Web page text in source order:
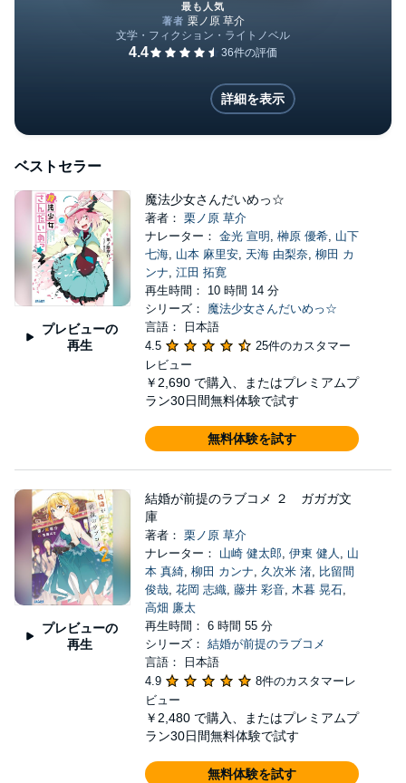
結婚が前提のラブコメ
最も人気
詳細を表示
ベストセラー
プレビューの
再生
魔法少女さんだいめっ☆
著者： 栗ノ原 草介
ナレーター： 金光 宣明 , 榊原 優希, 山下
七海, 山本 麻里安, 天海 由梨奈, 柳田 カ
ンナ, 江田 拓寛
再生時間： 10 時間 14 分
シリーズ： 魔法少女さんだいめっ☆
言語： 日本語
4.5
25件のカスタマー
レビュー
￥2,690 で購入、またはプレミアムプ
ラン30日間無料体験で試す
無料体験を試す
プレビューの
再生
結婚が前提のラブコメ ２ ガガガ文
庫
著者： 栗ノ原 草介
ナレーター： 山崎 健太郎, 伊東 健人 , 山
本 真綺, 柳田 カンナ, 久次米 渚, 比留間
俊哉, 花岡 志織, 藤井 彩音, 木暮 晃石,
高畑 廉太
再生時間： 6 時間 55 分
シリーズ： 結婚が前提のラブコメ
言語： 日本語
4.9
8件のカスタマーレ
ビュー
￥2,480 で購入、またはプレミアムプ
ラン30日間無料体験で試す
無料体験を試す